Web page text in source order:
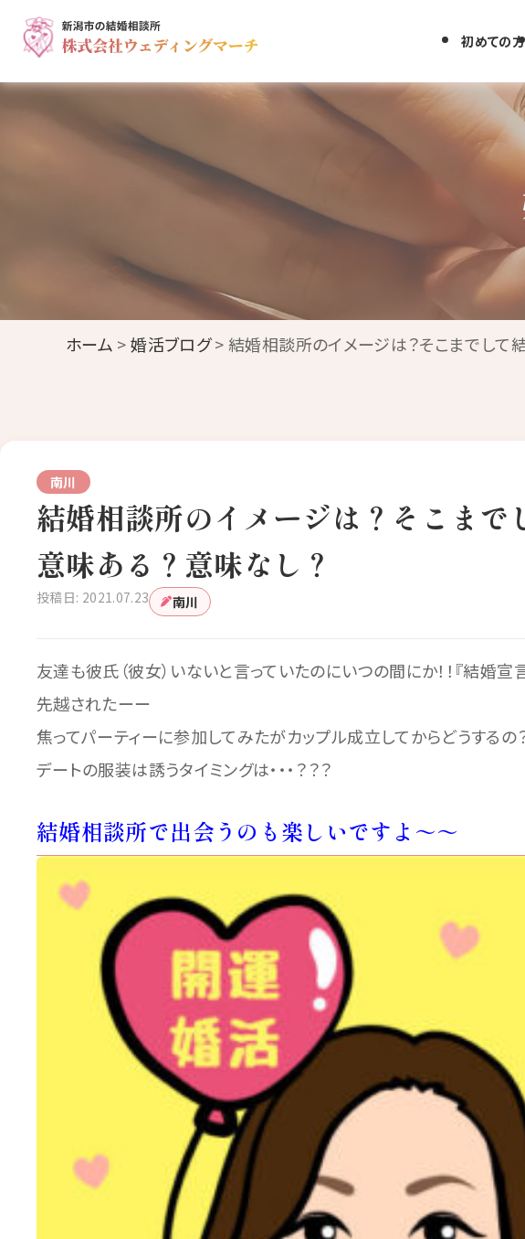
初めての
ホーム >婚活ブログ> 結婚相談所のイメージは？そこまでして
南川
結婚相談所のイメージは？そこまで
意味ある？意味なし？
投稿日: 2021.07.23 南川
友達も彼氏（彼女）いないと言っていたのにいつの間にか！！『結婚宣
先越されたーー
焦ってパーティーに参加してみたがカップル成立してからどうするの
デートの服装は誘うタイミングは・・・？？？
結婚相談所で出会うのも楽しいですよ～～